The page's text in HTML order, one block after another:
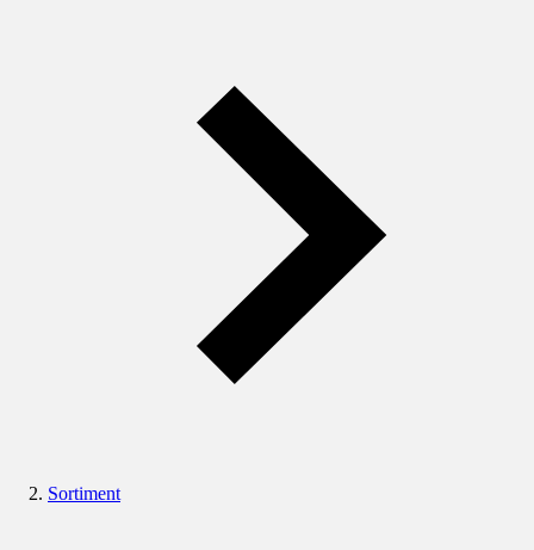
Sortiment